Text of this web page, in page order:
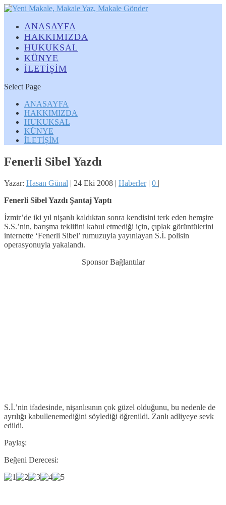
ANASAYFA
HAKKIMIZDA
HUKUKSAL
KÜNYE
İLETİŞİM
Select Page
ANASAYFA
HAKKIMIZDA
HUKUKSAL
KÜNYE
İLETİŞİM
Fenerli Sibel Yazdı
Yazar: Hasan Günal | 24 Eki 2008 | Haberler| 0 |
Fenerli Sibel Yazdı Şantaj Yaptı
İzmir’de iki yıl nişanlı kaldıktan sonra kendisini terk eden hemşire
S.S.’nin, barışma teklifini kabul etmediği için, çıplak görüntülerini
internette ‘Fenerli Sibel’ rumuzuyla yayınlayan S.İ. polisin
operasyonuyla yakalandı.
Sponsor Bağlantılar
S.İ.’nin ifadesinde, nişanlısının çok güzel olduğunu, bu nedenle de
ayrılığı kabullenemediğini söylediği öğrenildi. Zanlı adliyeye sevk
edildi.
Paylaş:
Beğeni Derecesi: